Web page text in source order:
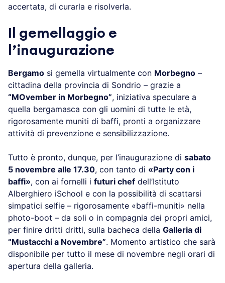
accertata, di curarla e risolverla.
Il gemellaggio e
l’inaugurazione
Bergamo si gemella virtualmente con Morbegno –
cittadina della provincia di Sondrio – grazie a
“MOvember in Morbegno”, iniziativa speculare a
quella bergamasca con gli uomini di tutte le età,
rigorosamente muniti di baffi, pronti a organizzare
attività di prevenzione e sensibilizzazione.
Tutto è pronto, dunque, per l’inaugurazione di sabato
5 novembre alle 17.30, con tanto di «Party con i
baffi», con ai fornelli i futuri chef dell’Istituto
Alberghiero iSchool e con la possibilità di scattarsi
simpatici selfie – rigorosamente «baffi-muniti» nella
photo-boot – da soli o in compagnia dei propri amici,
per finire dritti dritti, sulla bacheca della Galleria di
“Mustacchi a Novembre”. Momento artistico che sarà
disponibile per tutto il mese di novembre negli orari di
apertura della galleria.